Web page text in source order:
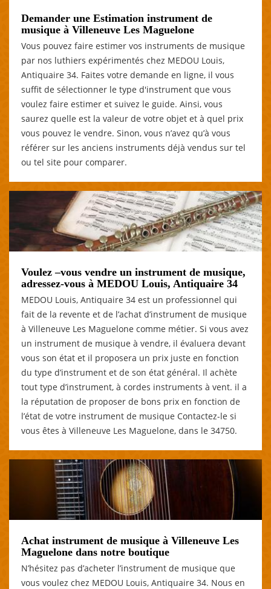
Demander une Estimation instrument de
musique à Villeneuve Les Maguelone
Vous pouvez faire estimer vos instruments de musique
par nos luthiers expérimentés chez MEDOU Louis,
Antiquaire 34. Faites votre demande en ligne, il vous
suffit de sélectionner le type d'instrument que vous
voulez faire estimer et suivez le guide. Ainsi, vous
saurez quelle est la valeur de votre objet et à quel prix
vous pouvez le vendre. Sinon, vous n’avez qu’à vous
référer sur les anciens instruments déjà vendus sur tel
ou tel site pour comparer.
Voulez –vous vendre un instrument de musique,
adressez-vous à MEDOU Louis, Antiquaire 34
MEDOU Louis, Antiquaire 34 est un professionnel qui
fait de la revente et de l’achat d’instrument de musique
à Villeneuve Les Maguelone comme métier. Si vous avez
un instrument de musique à vendre, il évaluera devant
vous son état et il proposera un prix juste en fonction
du type d’instrument et de son état général. Il achète
tout type d’instrument, à cordes instruments à vent. il a
la réputation de proposer de bons prix en fonction de
l’état de votre instrument de musique Contactez-le si
vous êtes à Villeneuve Les Maguelone, dans le 34750.
Achat instrument de musique à Villeneuve Les
Maguelone dans notre boutique
N’hésitez pas d’acheter l’instrument de musique que
vous voulez chez MEDOU Louis, Antiquaire 34. Nous en